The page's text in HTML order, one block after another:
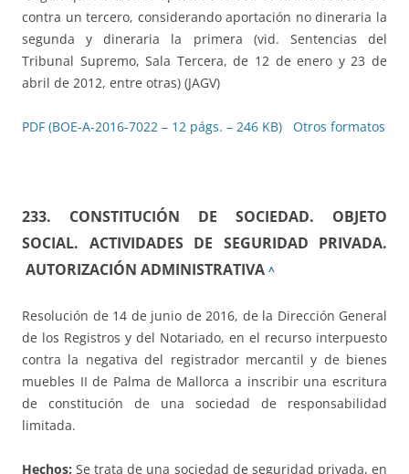
contra un tercero, considerando aportación no dineraria la
segunda y dineraria la primera (vid. Sentencias del
Tribunal Supremo, Sala Tercera, de 12 de enero y 23 de
abril de 2012, entre otras) (JAGV)
PDF (BOE-A-2016-7022 – 12 págs. – 246 KB) Otros formatos
233. CONSTITUCIÓN DE SOCIEDAD. OBJETO
SOCIAL. ACTIVIDADES DE SEGURIDAD PRIVADA.
AUTORIZACIÓN ADMINISTRATIVA ^
Resolución de 14 de junio de 2016, de la Dirección General
de los Registros y del Notariado, en el recurso interpuesto
contra la negativa del registrador mercantil y de bienes
muebles II de Palma de Mallorca a inscribir una escritura
de constitución de una sociedad de responsabilidad
limitada.
Hechos: Se trata de una sociedad de seguridad privada, en